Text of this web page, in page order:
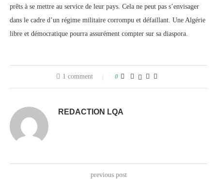
prêts à se mettre au service de leur pays. Cela ne peut pas s’envisager
dans le cadre d’un régime militaire corrompu et défaillant. Une Algérie
libre et démocratique pourra assurément compter sur sa diaspora.
1 comment 0
REDACTION LQA
previous post